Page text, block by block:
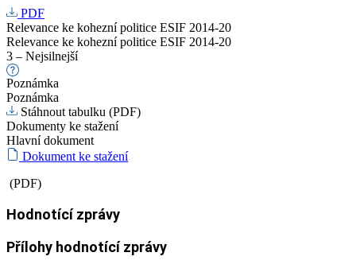
PDF
Relevance ke kohezní politice ESIF 2014-20
Relevance ke kohezní politice ESIF 2014-20
3 – Nejsilnejší
Poznámka
Poznámka
Stáhnout tabulku (PDF)
Dokumenty ke stažení
Hlavní dokument
Dokument ke stažení
(PDF)
Hodnotící zprávy
Přílohy hodnotící zprávy